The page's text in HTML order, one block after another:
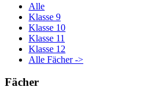
Alle
Klasse 9
Klasse 10
Klasse 11
Klasse 12
Alle Fächer ->
Fächer